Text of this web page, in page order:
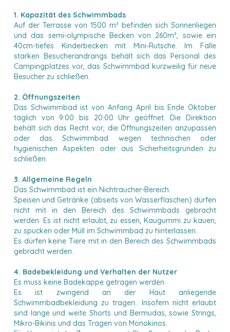
1. Kapazität des Schwimmbads
Auf der Terrasse von 1500 m² befinden sich Sonnenliegen
und das semi-olympische Becken von 260m², sowie ein
40cm-tiefes Kinderbecken mit Mini-Rutsche. Im Falle
starken Besucherandrangs behält sich das Personal des
Campingplatzes vor, das Schwimmbad kurzweilig für neue
Besucher zu schließen.
2. Öffnungszeiten
Das Schwimmbad ist von Anfang April bis Ende Oktober
täglich von 9:00 bis 20:00 Uhr geöffnet. Die Direktion
behält sich das Recht vor, die Öffnungszeiten anzupassen
oder das Schwimmbad wegen technischen oder
hygienischen Aspekten oder aus Sicherheitsgründen zu
schließen.
3. Allgemeine Regeln
Das Schwimmbad ist ein Nichtraucher-Bereich.
Speisen und Getränke (abseits von Wasserflaschen) dürfen
nicht mit in den Bereich des Schwimmbads gebracht
werden. Es ist nicht erlaubt, zu essen, Kaugummi zu kauen,
zu spucken oder Müll im Schwimmbad zu hinterlassen.
Es dürfen keine Tiere mit in den Bereich des Schwimmbads
gebracht werden.
4. Badebekleidung und Verhalten der Nutzer
Es muss keine Badekappe getragen werden.
Es ist zwingend an der Haut anliegende
Schwimmbadbekleidung zu tragen.. Insofern nicht erlaubt
sind lange und weite Shorts und Bermudas, sowie Strings,
Mikro-Bikinis und das Tragen von Monokinos.